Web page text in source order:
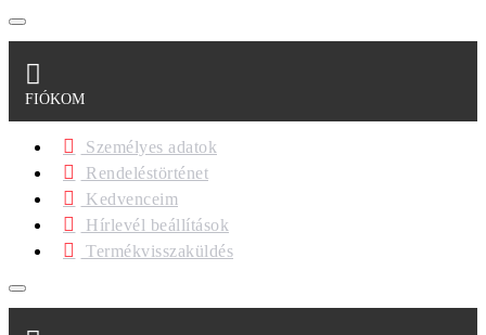
FIÓKOM
Személyes adatok
Rendeléstörténet
Kedvenceim
Hírlevél beállítások
Termékvisszaküldés